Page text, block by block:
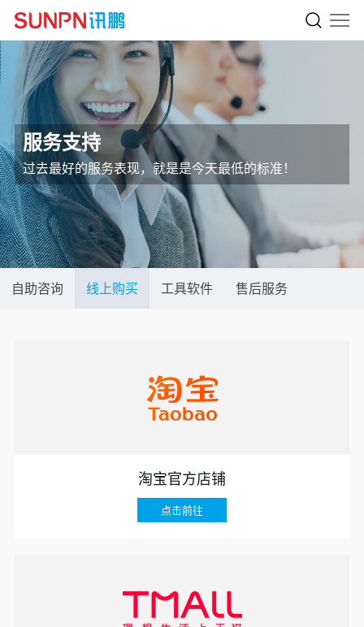
服务支持
过去最好的服务表现，就是是今天最低的标准！
自助咨询 线上购买 工具软件 售后服务
淘宝官方店铺
点击前往